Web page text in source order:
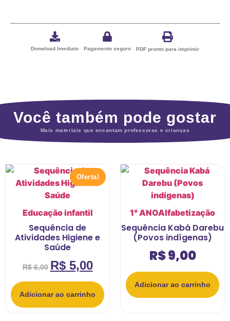
Donwload Imediato Pagamento seguro PDF pronto para imprimir
Você também pode gostar
Mais materiais que encantam professoras e crianças
Oferta!
Educação infantil
Sequência de
Atividades Higiene e
Saúde
R$6,00 R$5,00
Adicionar ao carrinho
1° ANOAlfabetização
Sequência Kabá Darebu
(Povos indígenas)
R$9,00
Adicionar ao carrinho